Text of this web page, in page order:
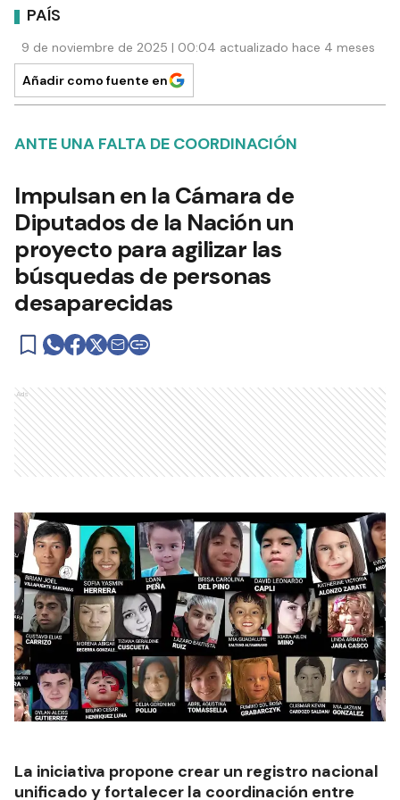
PAÍS
9 de noviembre de 2025 | 00:04 actualizado hace 4 meses
Añadir como fuente en
ANTE UNA FALTA DE COORDINACIÓN
Impulsan en la Cámara de
Diputados de la Nación un
proyecto para agilizar las
búsquedas de personas
desaparecidas
Ads
La iniciativa propone crear un registro nacional
unificado y fortalecer la coordinación entre